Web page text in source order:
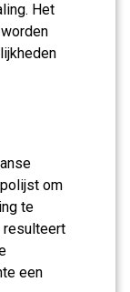
Het
om
te
resulteert
een